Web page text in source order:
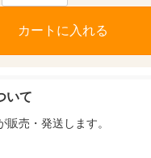
カートに入れる
いて
販売・発送します。